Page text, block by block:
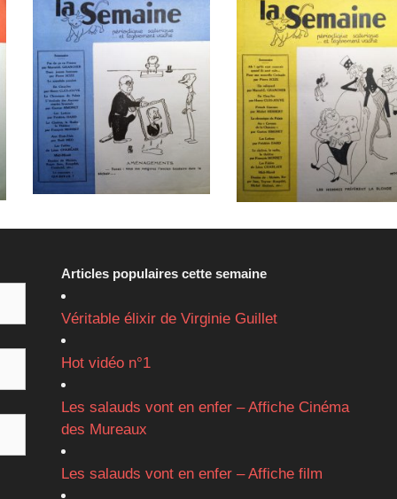
Articles populaires cette semaine
Véritable élixir de Virginie Guillet
Hot vidéo n°1
Les salauds vont en enfer – Affiche Cinéma
des Mureaux
Les salauds vont en enfer – Affiche film